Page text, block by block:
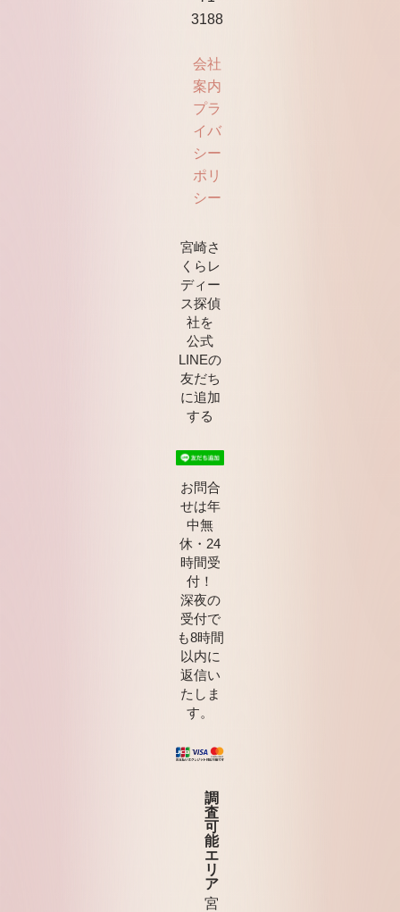
3188
会社
案内
プラ
イバ
シー
ポリ
シー
宮崎さ
くらレ
ディー
ス探偵
社を
公式
LINEの
友だち
に追加
する
お問合
せは年
中無
休・24
時間受
付！
深夜の
受付で
も8時間
以内に
返信い
たしま
す。
調
査
可
能
エ
リ
ア
宮